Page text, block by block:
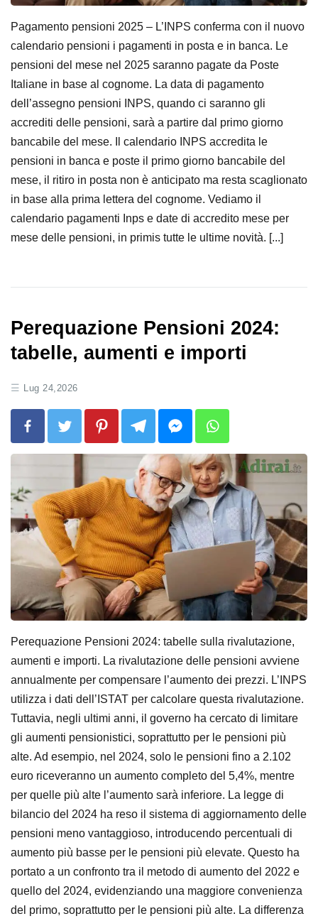
Pagamento pensioni 2025 – L’INPS conferma con il nuovo
calendario pensioni i pagamenti in posta e in banca. Le
pensioni del mese nel 2025 saranno pagate da Poste
Italiane in base al cognome. La data di pagamento
dell’assegno pensioni INPS, quando ci saranno gli
accrediti delle pensioni, sarà a partire dal primo giorno
bancabile del mese. Il calendario INPS accredita le
pensioni in banca e poste il primo giorno bancabile del
mese, il ritiro in posta non è anticipato ma resta scaglionato
in base alla prima lettera del cognome. Vediamo il
calendario pagamenti Inps e date di accredito mese per
mese delle pensioni, in primis tutte le ultime novità. [...]
Perequazione Pensioni 2024:
tabelle, aumenti e importi
Lug 24,2026
Perequazione Pensioni 2024: tabelle sulla rivalutazione,
aumenti e importi. La rivalutazione delle pensioni avviene
annualmente per compensare l’aumento dei prezzi. L’INPS
utilizza i dati dell’ISTAT per calcolare questa rivalutazione.
Tuttavia, negli ultimi anni, il governo ha cercato di limitare
gli aumenti pensionistici, soprattutto per le pensioni più
alte. Ad esempio, nel 2024, solo le pensioni fino a 2.102
euro riceveranno un aumento completo del 5,4%, mentre
per quelle più alte l’aumento sarà inferiore. La legge di
bilancio del 2024 ha reso il sistema di aggiornamento delle
pensioni meno vantaggioso, introducendo percentuali di
aumento più basse per le pensioni più elevate. Questo ha
portato a un confronto tra il metodo di aumento del 2022 e
quello del 2024, evidenziando una maggiore convenienza
del primo, soprattutto per le pensioni più alte. La differenza